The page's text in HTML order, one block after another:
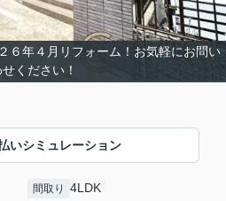
６年４月リフォーム！お気軽にお問い
ください！
いシミュレーション
間取り 4LDK